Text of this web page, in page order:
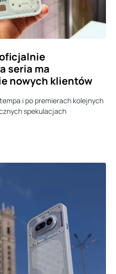
seria ma
nowych klientów
i po premierach kolejnych
spekulacjach